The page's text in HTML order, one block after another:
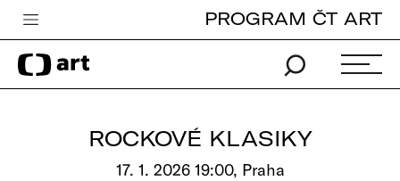
Česká televize
Zpravodajství
PROGRAM ČT ART
ROCKOVÉ KLASIKY
17. 1. 2026 19:00, Praha